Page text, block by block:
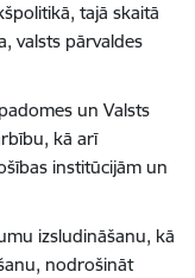
tajā skaitā
valsts pārvaldes
un Valsts
kā arī
institūcijām un
izsludināšanu, kā
nodrošināt